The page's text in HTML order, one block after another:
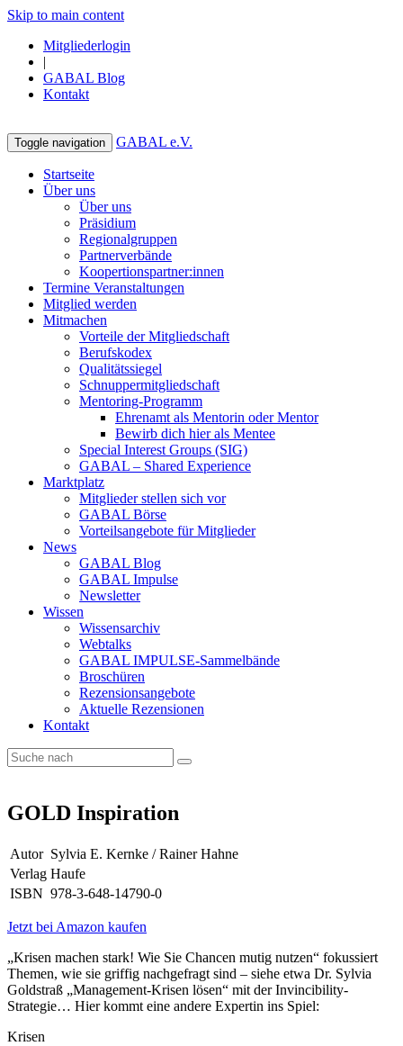
Skip to main content
Mitgliederlogin
|
GABAL Blog
Kontakt
Toggle navigation GABAL e.V.
Startseite
Über uns
Über uns
Präsidium
Regionalgruppen
Partnerverbände
Koopertionspartner:innen
Termine Veranstaltungen
Mitglied werden
Mitmachen
Vorteile der Mitgliedschaft
Berufskodex
Qualitätssiegel
Schnuppermitgliedschaft
Mentoring-Programm
Ehrenamt als Mentorin oder Mentor
Bewirb dich hier als Mentee
Special Interest Groups (SIG)
GABAL – Shared Experience
Marktplatz
Mitglieder stellen sich vor
GABAL Börse
Vorteilsangebote für Mitglieder
News
GABAL Blog
GABAL Impulse
Newsletter
Wissen
Wissensarchiv
Webtalks
GABAL IMPULSE-Sammelbände
Broschüren
Rezensionsangebote
Aktuelle Rezensionen
Kontakt
GOLD Inspiration
Autor Sylvia E. Kernke / Rainer Hahne
Verlag Haufe
ISBN 978-3-648-14790-0
Jetzt bei Amazon kaufen
„Krisen machen stark! Wie Sie Chancen mutig nutzen“ fokussiert
Themen, wie sie griffig nachgefragt sind – siehe etwa Dr. Sylvia
Goldstraß „Management-Krisen lösen“ mit der Invincibility-
Strategie… Hier kommt eine andere Expertin ins Spiel:
Krisen